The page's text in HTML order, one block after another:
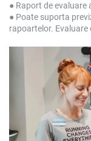
● Raport de evaluare
● Poate suporta
rapoartelor.